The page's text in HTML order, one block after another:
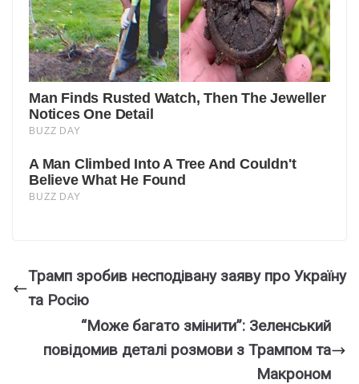
Трамп зробив несподівану заяву про Україну
та Росію
“Може багато змінити”: Зеленський
повідомив деталі розмови з Трампом та
Макроном